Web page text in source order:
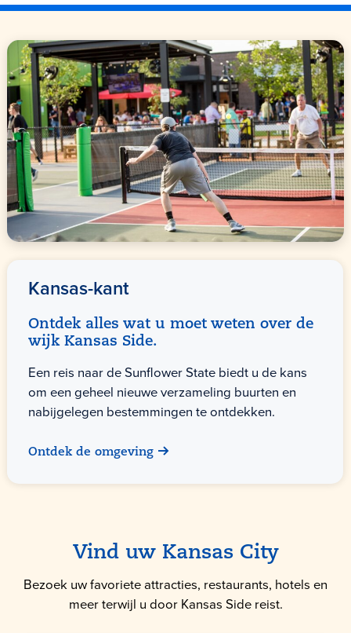
Kansas-kant
Ontdek alles wat u moet weten over de
wijk Kansas Side.
Een reis naar de Sunflower State biedt u de kans
om een geheel nieuwe verzameling buurten en
nabijgelegen bestemmingen te ontdekken.
Ontdek de omgeving
Vind uw Kansas City
Bezoek uw favoriete attracties, restaurants, hotels en
meer terwijl u door Kansas Side reist.